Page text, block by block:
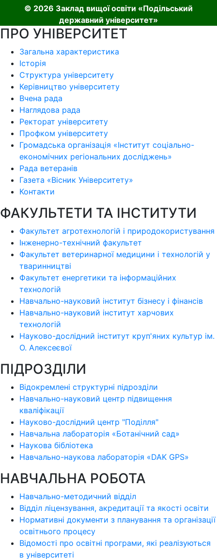
© 2026 Заклад вищої освіти «Подільський
державний університет»
ПРО УНІВЕРСИТЕТ
Загальна характеристика
Історія
Структура університету
Керівництво університету
Вчена рада
Наглядова рада
Ректорат університету
Профком університету
Громадська організація «Інститут соціально-
економічних регіональних досліджень»
Рада ветеранів
Газета «Вісник Університету»
Контакти
ФАКУЛЬТЕТИ ТА ІНСТИТУТИ
Факультет агротехнологій і природокористування
Інженерно-технічний факультет
Факультет ветеринарної медицини і технологій у
тваринництві
Факультет енергетики та інформаційних
технологій
Навчально-науковий інститут бізнесу і фінансів
Навчально-науковий інститут харчових
технологій
Науково-дослідний інститут круп'яних культур ім.
О. Алексеєвої
ПІДРОЗДІЛИ
Відокремлені структурні підрозділи
Навчально-науковий центр підвищення
кваліфікації
Науково-дослідний центр "Поділля"
Навчальна лабораторія «Ботанічний сад»
Наукова бібліотека
Навчально-наукова лабораторія «DAK GPS»
НАВЧАЛЬНА РОБОТА
Навчально-методичний відділ
Відділ ліцензування, акредитації та якості освіти
Нормативні документи з планування та організації
освітнього процесу
Відомості про освітні програми, які реалізуються
в університеті